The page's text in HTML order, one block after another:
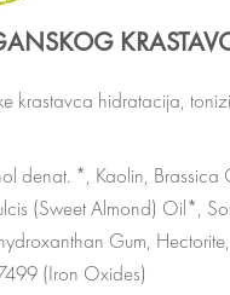
krastavca hidratacija,
denat. *, Kaolin, Brassica
(Sweet Almond) Oil*,
Gum,
(Iron Oxides)